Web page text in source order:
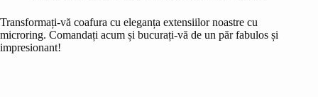
Transformați-vă coafura cu eleganța extensiilor noastre cu
microring. Comandați acum și bucurați-vă de un păr fabulos și
impresionant!